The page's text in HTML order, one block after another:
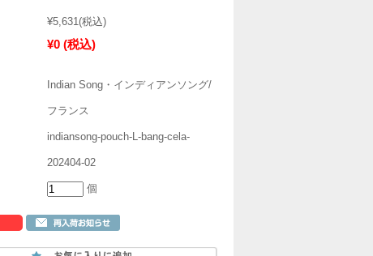
¥5,631(税込)
¥0 (税込)
Indian Song・インディアンソング/
フランス
indiansong-pouch-L-bang-cela-
202404-02
個